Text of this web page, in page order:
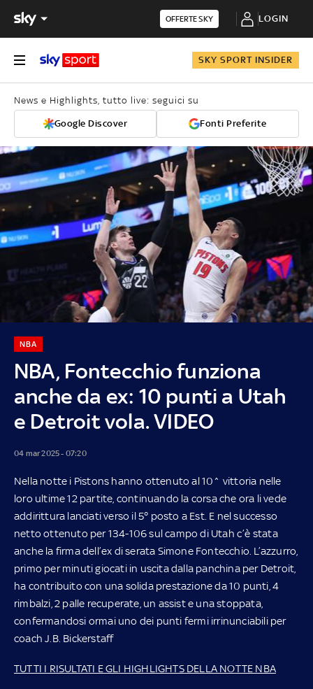
OFFERTE SKY LOGIN
SKY SPORT INSIDER
News e Highlights, tutto live: seguici su
Google Discover Fonti Preferite
NBA, Fontecchio funziona
anche da ex: 10 punti a Utah
e Detroit vola. VIDEO
NBA
04 mar 2025 - 07:20
Nella notte i Pistons hanno ottenuto al 10^ vittoria nelle
loro ultime 12 partite, continuando la corsa che ora li vede
addirittura lanciati verso il 5° posto a Est. E nel successo
netto ottenuto per 134-106 sul campo di Utah c’è stata
anche la firma dell’ex di serata Simone Fontecchio. L’azzurro,
primo per minuti giocati in uscita dalla panchina per Detroit,
ha contribuito con una solida prestazione da 10 punti, 4
rimbalzi, 2 palle recuperate, un assist e una stoppata,
confermandosi ormai uno dei punti fermi irrinunciabili per
coach J.B. Bickerstaff
TUTTI I RISULTATI E GLI HIGHLIGHTS DELLA NOTTE NBA